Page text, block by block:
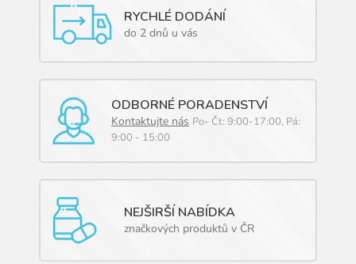
RYCHLÉ DODÁNÍ
do 2 dnů u vás
ODBORNÉ PORADENSTVÍ
Kontaktujte nás Po- Čt: 9:00-17:00, Pá:
9:00 - 15:00
NEJŠIRŠÍ NABÍDKA
značkových produktů v ČR